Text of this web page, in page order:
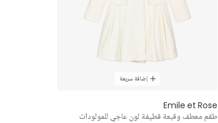
إضافة سريعة
Emile et Rose
طقم معطف وقبعة قطيفة لون عاجي للمولودات